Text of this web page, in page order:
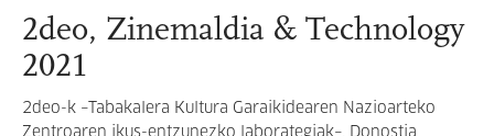
2deo, Zinemaldia & Technology
2021
2deo-k –Tabakalera Kultura Garaikidearen Nazioarteko
Zentroaren ikus-entzunezko laborategiak–, Donostia